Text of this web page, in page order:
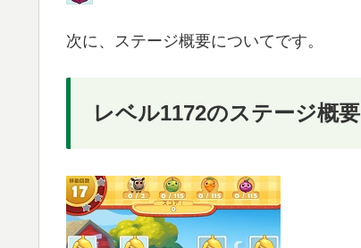
次に、ステージ概要についてです。
レベル1172のステージ概要